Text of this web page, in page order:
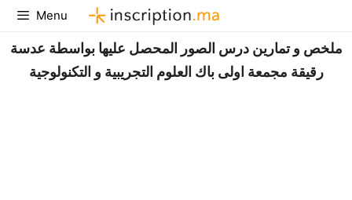
Aller
au
contenu
Menu
ملخص و تمارين درس الصور المحصل عليها بواسطة عدسة
رقيقة مجمعة اولى باك العلوم التجريبية و التكنولوجية